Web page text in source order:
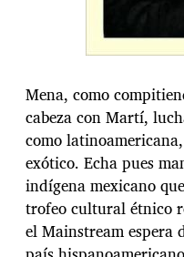
Mena, como
cabeza con Martí,
como
exótico. Echa pues
indígena mexicano
trofeo cultural étnico
el Mainstream espera